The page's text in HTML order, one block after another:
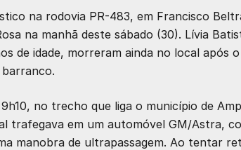
na rodovia PR-483, em Francisco
na manhã deste sábado (30). Lívia
de idade, morreram ainda no local após
no trecho que liga o município de
trafegava em um automóvel GM/Astra,
manobra de ultrapassagem. Ao tentar